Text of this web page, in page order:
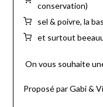
conservation)
sel & poivre, la
et surtout
On vous souhaite
Proposé par Gabi &